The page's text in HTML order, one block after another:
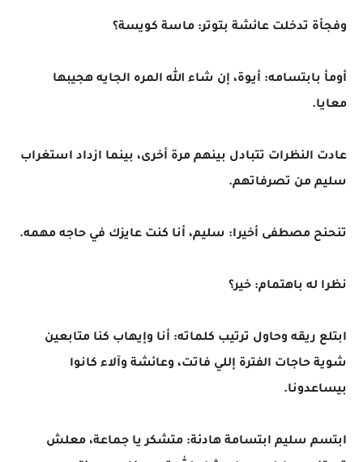
وفجأة تدخلت عائشة بتوتر: ماسة كويسة؟
أومأ بابتسامه: أيوة، إن شاء الله المره الجايه هجيبها
معايا.
عادت النظرات تتبادل بينهم مرة أخرى، بينما ازداد استغراب
سليم من تصرفاتهم.
تنحنح مصطفى أخيرا: سليم، أنا كنت عايزك في حاجه مهمه.
نظرا له باهتمام: خير؟
ابتلع ريقه وحاول ترتيب كلماته: أنا وإيهاب كنا متابعين
شوية حاجات الفترة إللي فاتت، وعائشة وآلاء كانوا
بيساعدونا.
ابتسم سليم ابتسامة هادئة: متشكر يا جماعة، معلش